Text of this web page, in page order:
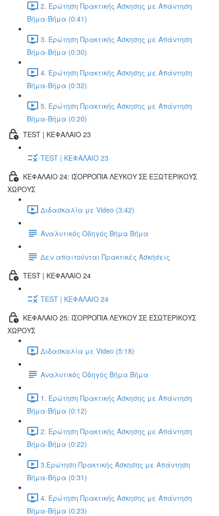
2. Ερώτηση Πρακτικής Άσκησης με Απάντηση
Βήμα-Βήμα (0:41)
3. Ερώτηση Πρακτικής Άσκησης με Απάντηση
Βήμα-Βήμα (0:30)
4. Ερώτηση Πρακτικής Άσκησης με Απάντηση
Βήμα-Βήμα (0:32)
5. Ερώτηση Πρακτικής Άσκησης με Απάντηση
Βήμα-Βήμα (0:20)
TEST | ΚΕΦΑΛΑΙΟ 23
TEST | ΚΕΦΑΛΑΙΟ 23
ΚΕΦΑΛΑΙΟ 24: ΙΣΟΡΡΟΠΙΑ ΛΕΥΚΟΥ ΣΕ ΕΞΩΤΕΡΙΚΟΥΣ
ΧΩΡΟΥΣ
Διδασκαλία με Video (3:42)
Αναλυτικός Οδηγός Βήμα Βήμα
Δεν απαιτούνται Πρακτικές Ασκήσεις
TEST | ΚΕΦΑΛΑΙΟ 24
TEST | ΚΕΦΑΛΑΙΟ 24
ΚΕΦΑΛΑΙΟ 25: ΙΣΟΡΡΟΠΙΑ ΛΕΥΚΟΥ ΣΕ ΕΣΩΤΕΡΙΚΟΥΣ
ΧΩΡΟΥΣ
Διδασκαλία με Video (5:18)
Αναλυτικός Οδηγός Βήμα Βήμα
1. Ερώτηση Πρακτικής Άσκησης με Απάντηση
Βήμα-Βήμα (0:12)
2. Ερώτηση Πρακτικής Άσκησης με Απάντηση
Βήμα-Βήμα (0:22)
3.Ερώτηση Πρακτικής Άσκησης με Απάντηση
Βήμα-Βήμα (0:31)
4. Ερώτηση Πρακτικής Άσκησης με Απάντηση
Βήμα-Βήμα (0:23)